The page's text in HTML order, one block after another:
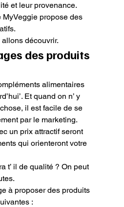
et leur provenance.
MyVeggie propose des
allons découvrir.
des produits
alimentaires
Et quand on n’ y
il est facile de se
par le marketing.
un prix attractif seront
qui orienteront votre
t’ il de qualité ? On peut
à proposer des produits
: